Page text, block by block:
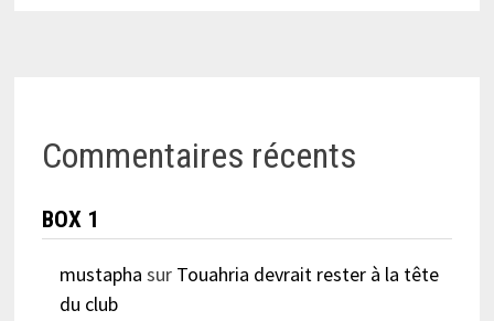
Commentaires récents
BOX 1
mustapha sur Touahria devrait rester à la tête
du club